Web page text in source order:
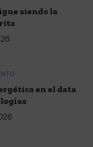
siendo la
en el data